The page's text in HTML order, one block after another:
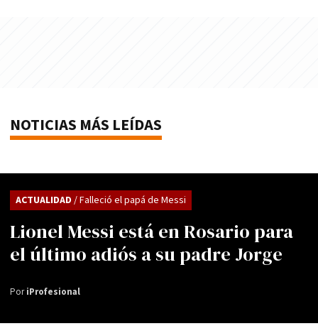
NOTICIAS MÁS LEÍDAS
Lionel Messi está en Rosario para
el último adiós a su padre Jorge
ACTUALIDAD / Falleció el papá de Messi
PoriProfesional